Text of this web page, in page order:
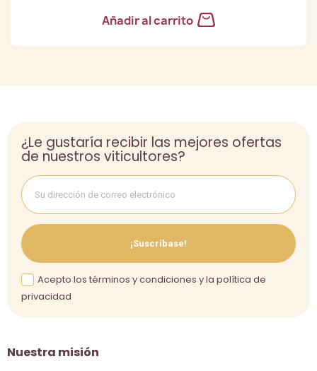
Añadir al carrito
Nuestra misión
¿Le gustaría recibir las mejores ofertas
de nuestros viticultores?
¡Suscríbase!
Acepto los términos y condiciones y la política de
privacidad